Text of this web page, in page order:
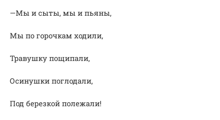
—Мы и сыты, мы и пьяны,
Мы по горочкам ходили,
Травушку пощипали,
Осинушки поглодали,
Под березкой полежали!